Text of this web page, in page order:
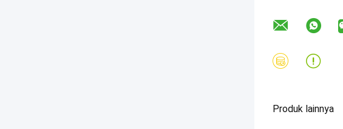
Produk lainnya